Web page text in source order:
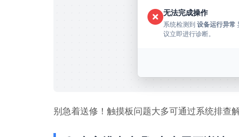
无法完成操作
系统检测到 设备运行异常
议立即进行诊断。
别急着送修！触摸板问题大多可通过系统排查